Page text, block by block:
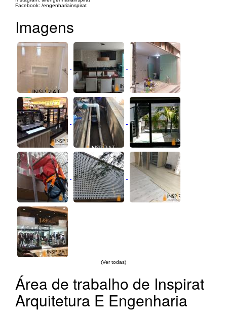
Facebook: /engenhariainspirat
Imagens
(Ver todas)
Área de trabalho de Inspirat
Arquitetura E Engenharia